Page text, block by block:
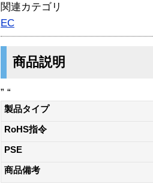
関連カテゴリ
EC
商品説明
” “
製品タイプ
RoHS指令
PSE
商品備考